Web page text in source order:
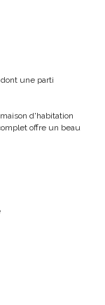
une parti
d'habitation
offre un beau